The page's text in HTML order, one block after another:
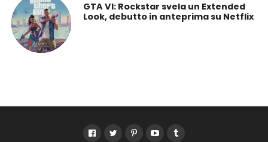
GTA VI: Rockstar svela un Extended
Look, debutto in anteprima su Netflix